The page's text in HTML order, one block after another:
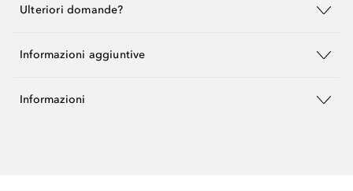
Ulteriori domande?
Informazioni aggiuntive
Informazioni